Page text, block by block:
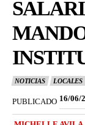
NOTICIAS LOCALES
PUBLICADO 16/06/